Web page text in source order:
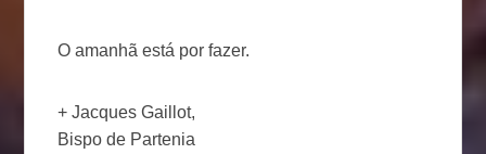
O amanhã está por fazer.
+ Jacques Gaillot,
Bispo de Partenia